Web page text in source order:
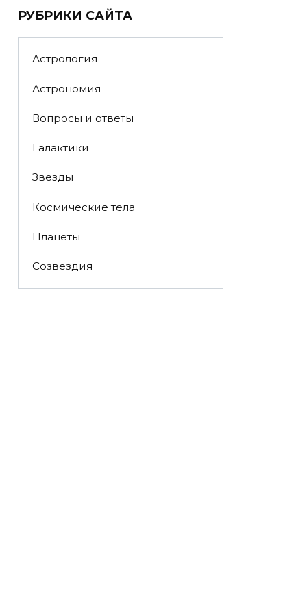
РУБРИКИ САЙТА
Астрология
Астрономия
Вопросы и ответы
Галактики
Звезды
Космические тела
Планеты
Созвездия